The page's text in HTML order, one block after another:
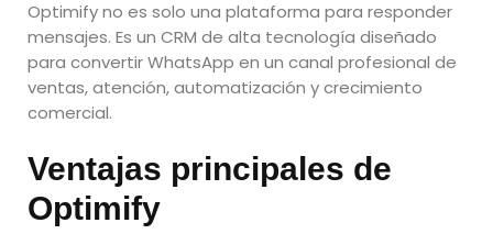
Optimify no es solo una plataforma para responder
mensajes. Es un CRM de alta tecnología diseñado
para convertir WhatsApp en un canal profesional de
ventas, atención, automatización y crecimiento
comercial.
Ventajas principales de
Optimify